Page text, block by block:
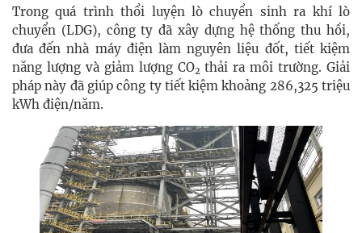
Trong quá trình thổi luyện lò chuyển sinh ra khí lò
chuyển (LDG), công ty đã xây dựng hệ thống thu hồi,
đưa đến nhà máy điện làm nguyên liệu đốt, tiết kiệm
năng lượng và giảm lượng CO2 thải ra môi trường. Giải
pháp này đã giúp công ty tiết kiệm khoảng 286,325 triệu
kWh điện/năm.